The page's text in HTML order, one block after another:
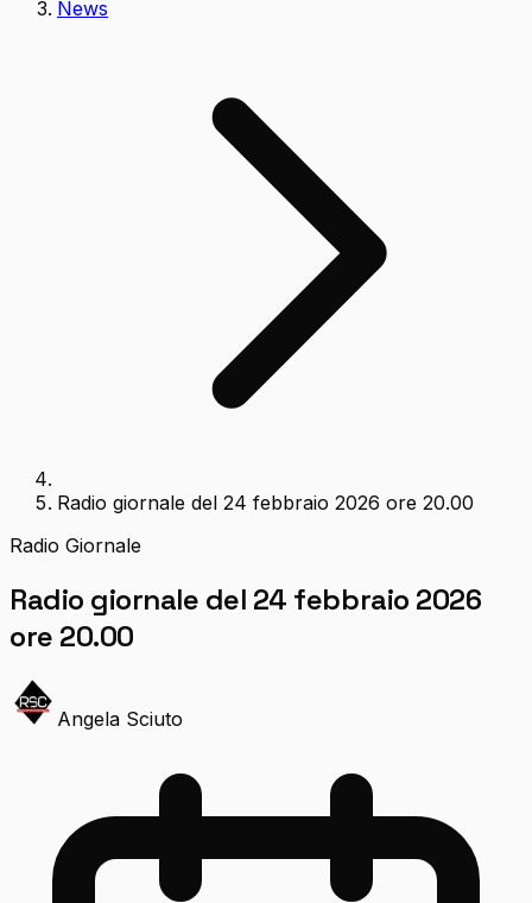
News
Radio giornale del 24 febbraio 2026 ore 20.00
Radio Giornale
Radio giornale del 24 febbraio 2026
ore 20.00
Angela Sciuto